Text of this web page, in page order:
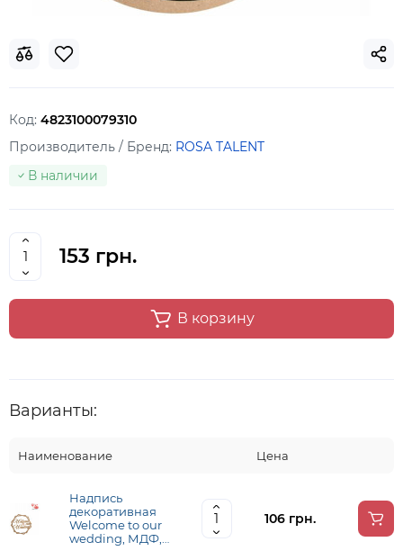
Код: 4823100079310
Производитель / Бренд: ROSA TALENT
В наличии
153 грн.
В корзину
Варианты:
Наименование Цена
Надпись
декоративная
Welcome to our
wedding, МДФ,
106 грн.